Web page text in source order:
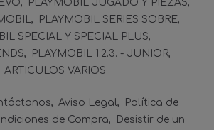
PLAYMOBIL JUGADO Y PIEZAS
PLAYMOBIL SERIES SOBRE
SPECIAL Y SPECIAL PLUS
PLAYMOBIL 1.2.3. - JUNIOR
ARTICULOS VARIOS
Aviso Legal
Política de
de Compra
Desistir de un